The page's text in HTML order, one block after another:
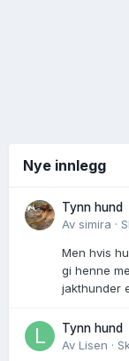
Nye innlegg
Tynn hund
Av simira ·
Men hvis
gi henne
jakthunder
Tynn hund
Av Lisen ·